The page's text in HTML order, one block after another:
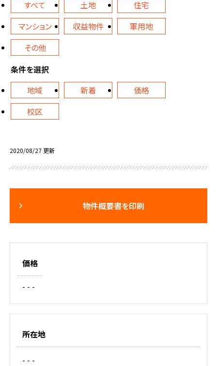
すべて
土地
住宅
マンション
収益物件
軍用地
その他
条件を選択
地域
新着
価格
校区
2020/08/27 更新
物件概要書を印刷
価格
- - -
所在地
- - -